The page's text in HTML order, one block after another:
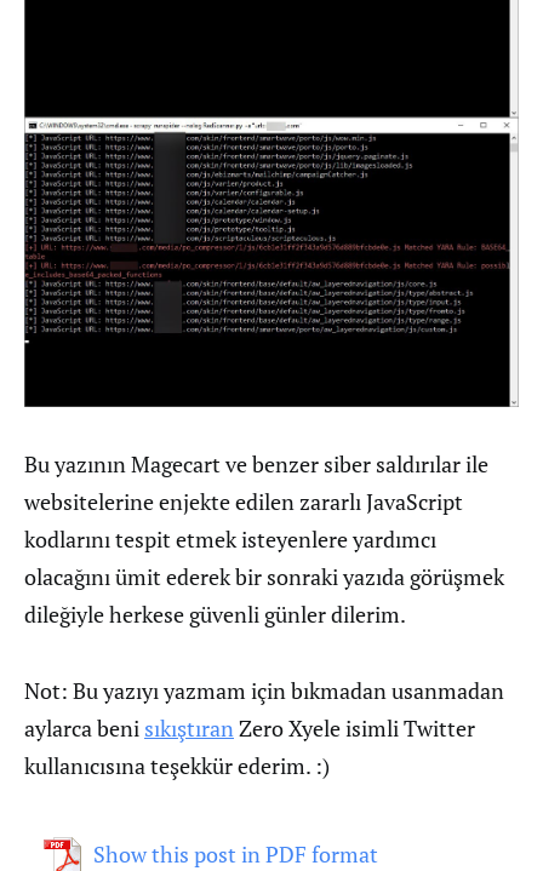
Bu yazının Magecart ve benzer siber saldırılar ile
websitelerine enjekte edilen zararlı JavaScript
kodlarını tespit etmek isteyenlere yardımcı
olacağını ümit ederek bir sonraki yazıda görüşmek
dileğiyle herkese güvenli günler dilerim.
Not: Bu yazıyı yazmam için bıkmadan usanmadan
aylarca beni sıkıştıran Zero Xyele isimli Twitter
kullanıcısına teşekkür ederim. :)
Show this post in PDF format